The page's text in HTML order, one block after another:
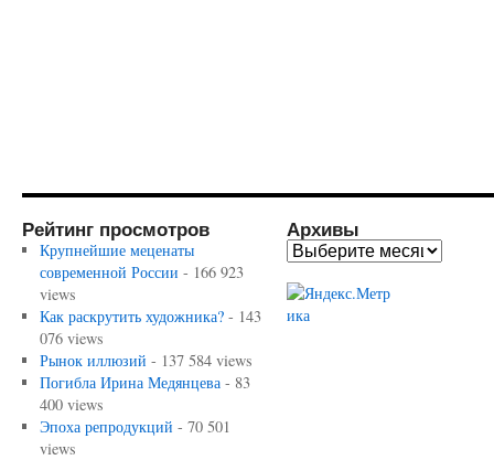
Рейтинг просмотров
Крупнейшие меценаты
современной России - 166 923
views
Как раскрутить художника?- 143
076 views
Рынок иллюзий - 137 584 views
Погибла Ирина Медянцева- 83
400 views
Эпоха репродукций - 70 501
views
Архивы